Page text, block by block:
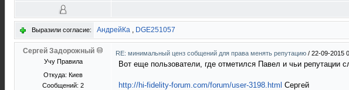
Выразили согласие: АндрейКа , DGE251057
Сергей Задорожный
Учу Правила
Откуда: Киев
Сообщений: 2
RE: минимальный ценз собщений для права менять репутацию / 22-09-2015
Вот еще пользователи, где отметился Павел и чьи репутации
http://hi-fidelity-forum.com/forum/user-3198.html Сергей